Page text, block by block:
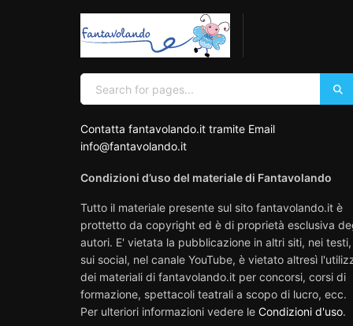
Contatta fantavolando.it tramite Email
info@fantavolando.it
Condizioni d’uso del materiale di Fantavolando
Tutto il materiale presente sul sito fantavolando.it è
prottetto da copyright ed è di proprietà esclusiva
autori. E' vietata la pubblicazione in altri siti, nei testi,
sui social, nel canale YouTube, è vietato altresì
dei materiali di fantavolando.it per concorsi, corsi di
formazione, spettacoli teatrali a scopo di lucro, ecc.
Per ulteriori informazioni vedere le Condizioni d'uso.